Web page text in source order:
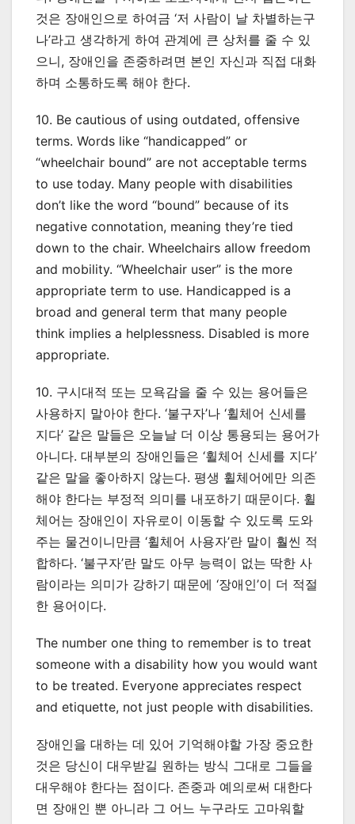
것은 장애인으로 하여금 ‘저 사람이 날 차별하는구
나’라고 생각하게 하여 관계에 큰 상처를 줄 수 있
으니, 장애인을 존중하려면 본인 자신과 직접 대화
하며 소통하도록 해야 한다.
10. Be cautious of using outdated, offensive
terms. Words like “handicapped” or
“wheelchair bound” are not acceptable terms
to use today. Many people with disabilities
don’t like the word “bound” because of its
negative connotation, meaning they’re tied
down to the chair. Wheelchairs allow freedom
and mobility. “Wheelchair user” is the more
appropriate term to use. Handicapped is a
broad and general term that many people
think implies a helplessness. Disabled is more
appropriate.
10. 구시대적 또는 모욕감을 줄 수 있는 용어들은
사용하지 말아야 한다. ‘불구자’나 ‘휠체어 신세를
지다’ 같은 말들은 오늘날 더 이상 통용되는 용어가
아니다. 대부분의 장애인들은 ‘휠체어 신세를 지다’
같은 말을 좋아하지 않는다. 평생 휠체어에만 의존
해야 한다는 부정적 의미를 내포하기 때문이다. 휠
체어는 장애인이 자유로이 이동할 수 있도록 도와
주는 물건이니만큼 ‘휠체어 사용자’란 말이 훨씬 적
합하다. ‘불구자’란 말도 아무 능력이 없는 딱한 사
람이라는 의미가 강하기 때문에 ‘장애인’이 더 적절
한 용어이다.
The number one thing to remember is to treat
someone with a disability how you would want
to be treated. Everyone appreciates respect
and etiquette, not just people with disabilities.
장애인을 대하는 데 있어 기억해야할 가장 중요한
것은 당신이 대우받길 원하는 방식 그대로 그들을
대우해야 한다는 점이다. 존중과 예의로써 대한다
면 장애인 뿐 아니라 그 어느 누구라도 고마워할